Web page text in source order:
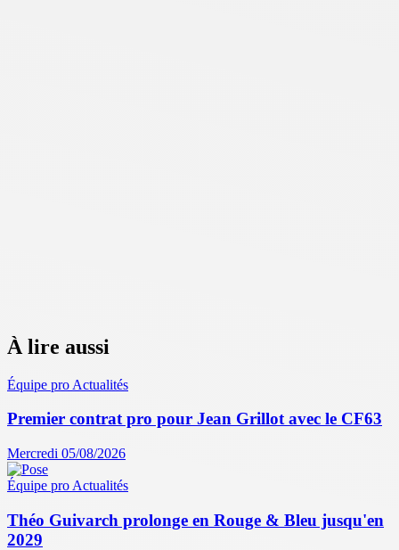
À lire aussi
Équipe pro Actualités
Premier contrat pro pour Jean Grillot avec le CF63
Mercredi 05/08/2026
Équipe pro Actualités
Théo Guivarch prolonge en Rouge & Bleu jusqu'en
2029